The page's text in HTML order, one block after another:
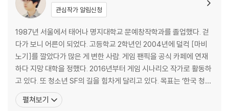
관심작가 알림신청
1987년 서울에서 태어나 명지대학교 문예창작학과를 졸업했다. 걷
다가 보니 어른이 되었다. 고등학교 2학년인 2004년에 덜컥 [마비
노기]를 깔았다가 많은 게 변한 사람. 게임 팬픽을 공식 카페에 연재
하다 지망 대학을 정했다. 2016년부터 게임 시나리오 작가로 활동하
고 있다. 또 청소년 SF의 길을 힘차게 달리고 있다. 목표는 ‘한국 청소
년들이 한국 SF를 더 많이 접하게 하는 것’. 한국과학소설작가연대(S
FWUK) 2기 부대표이며, 2010년부터 겸업 작가 생활을 충실히 유지
펼쳐보기